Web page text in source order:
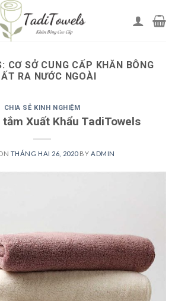
CƠ SỞ CUNG CẤP KHĂN BÔNG
RA NƯỚC NGOÀI
CHIA SẺ KINH NGHIỆM
tắm Xuất Khẩu TadiTowels
THÁNG HAI 26, 2020BY ADMIN